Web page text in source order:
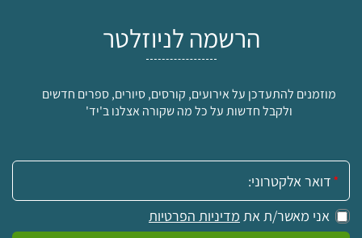
הרשמה לניוזלטר
מוזמנים להתעדכן על אירועים, קורסים, סיורים, ספרים חדשים
ולקבל חדשות על כל מה שקורה אצלנו ב'יד'
אימייל:
אני מאשר/ת את מדיניות הפרטיות